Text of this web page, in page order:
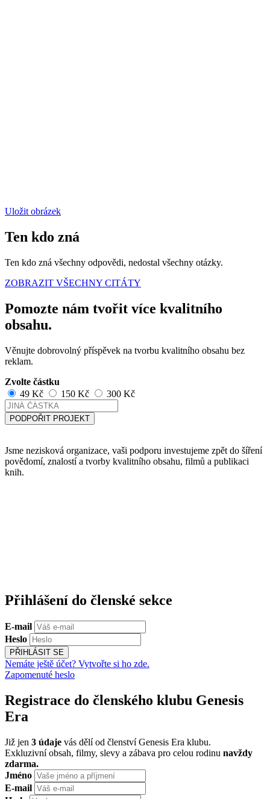
Uložit obrázek
Ten kdo zná
Ten kdo zná všechny odpovědi, nedostal všechny otázky.
ZOBRAZIT VŠECHNY CITÁTY
Pomozte nám tvořit více kvalitního
obsahu.
Věnujte dobrovolný příspěvek na tvorbu kvalitního obsahu bez
reklam.
Zvolte částku
49 Kč
150 Kč 300 Kč
PODPOŘIT PROJEKT
Jsme nezisková organizace, vaši podporu investujeme zpět do šíření
povědomí, znalostí a tvorby kvalitního obsahu, filmů a publikaci
knih.
Přihlášení do členské sekce
E-mail
Heslo
PŘIHLÁSIT SE
Nemáte ještě účet? Vytvořte si ho zde.
Zapomenuté heslo
Registrace do členského klubu Genesis
Era
Již jen 3 údaje vás dělí od členství Genesis Era klubu.
Exkluzivní obsah, filmy, slevy a zábava pro celou rodinu navždy
zdarma.
Jméno
E-mail